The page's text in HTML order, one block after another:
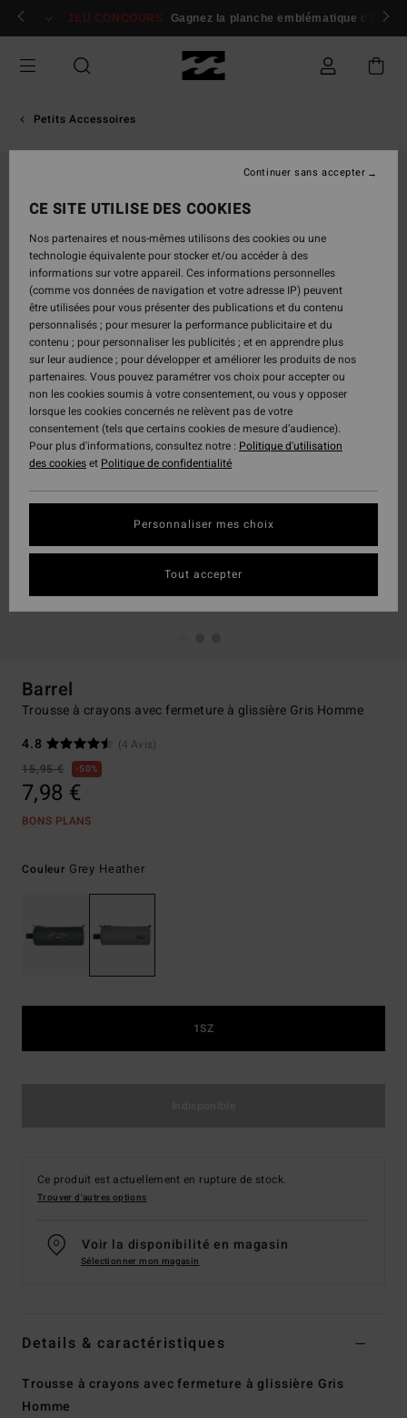
Passer
Se connecter / s'inscrire
JEU CONCOURS Gagnez la planche emblématique d'Andy
Petits Accessoires
Barrel
Trousse à crayons avec fermeture à glissière Gris Homme
4.8
(4 Avis)
15,95 €
50%
7,98 €
BONS PLANS
Couleur Grey Heather
1SZ
Ce produit est actuellement en rupture de stock.
Trouver d'autres options
Voir la disponibilité en magasin
Sélectionner mon magasin
Details & caractéristiques
Trousse à crayons avec fermeture à glissière Gris
Homme
CE SITE UTILISE DES COOKIES
Nos partenaires et nous-mêmes utilisons des cookies ou une
technologie équivalente pour stocker et/ou accéder à des
informations sur votre appareil. Ces informations personnelles
(comme vos données de navigation et votre adresse IP) peuvent
être utilisées pour vous présenter des publications et du contenu
personnalisés ; pour mesurer la performance publicitaire et du
contenu ; pour personnaliser les publicités ; et en apprendre plus
sur leur audience ; pour développer et améliorer les produits de nos
partenaires. Vous pouvez paramétrer vos choix pour accepter ou
non les cookies soumis à votre consentement, ou vous y opposer
lorsque les cookies concernés ne relèvent pas de votre
consentement (tels que certains cookies de mesure d’audience).
Pour plus d'informations, consultez notre : Politique d'utilisation
des cookieset Politique de confidentialité
Personnaliser mes choix
Continuer sans accepter
Tout accepter